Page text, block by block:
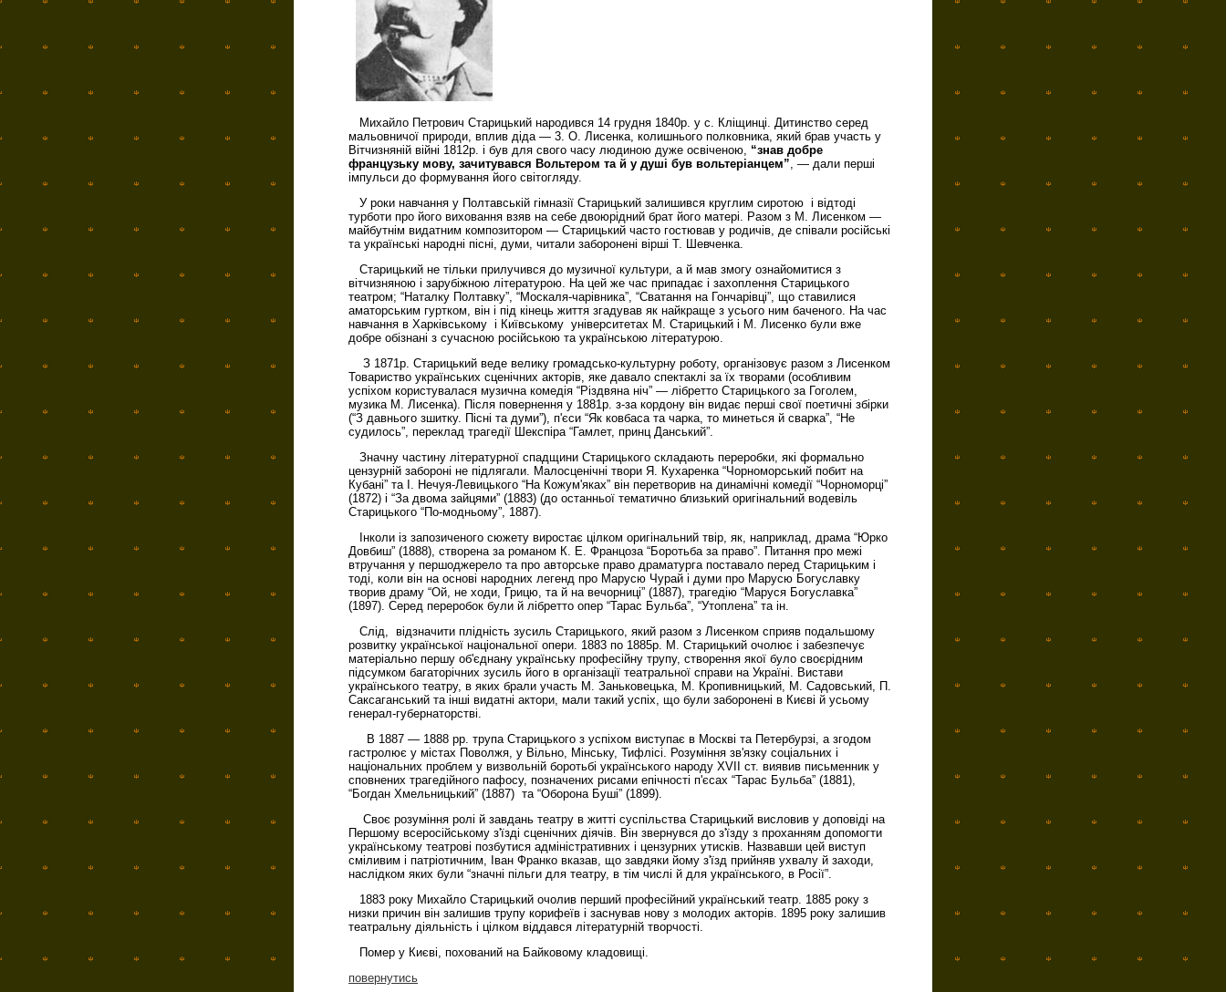
Михайло Петрович Старицький народився 14 грудня 1840р. у с. Кліщинці. Дитинство серед
мальовничої природи, вплив діда — 3. О. Лисенка, колишнього полковника, який брав участь у
Вітчизняній війні 1812р. і був для свого часу людиною дуже освіченою, “знав добре
французьку мову, зачитувався Вольтером та й у душі був вольтеріанцем”, — дали перші
імпульси до формування його світогляду.
У роки навчання у Полтавській гімназії Старицький залишився круглим сиротою і відтоді
турботи про його виховання взяв на себе двоюрідний брат його матері. Разом з М. Лисенком —
майбутнім видатним композитором — Старицький часто гостював у родичів, де співали російські
та українські народні пісні, думи, читали заборонені вірші Т. Шевченка.
Старицький не тільки прилучився до музичної культури, а й мав змогу ознайомитися з
вітчизняною і зарубіжною літературою. На цей же час припадає і захоплення Старицького
театром; “Наталку Полтавку”, “Москаля-чарівника”, “Сватання на Гончарівці”, що ставилися
аматорським гуртком, він і під кінець життя згадував як найкраще з усього ним баченого. На час
навчання в Харківському і Київському університетах М. Старицький і М. Лисенко були вже
добре обізнані з сучасною російською та українською літературою.
З 1871р. Старицький веде велику громадсько-культурну роботу, організовує разом з Лисенком
Товариство українських сценічних акторів, яке давало спектаклі за їх творами (особливим
успіхом користувалася музична комедія “Різдвяна ніч” — лібретто Старицького за Гоголем,
музика М. Лисенка). Після повернення у 1881р. з-за кордону він видає перші свої поетичні збірки
(“З давнього зшитку. Пісні та думи”), п'єси “Як ковбаса та чарка, то минеться й сварка”, “Не
судилось”, переклад трагедії Шекспіра “Гамлет, принц Данський”.
Значну частину літературної спадщини Старицького складають переробки, які формально
цензурній забороні не підлягали. Малосценічні твори Я. Кухаренка “Чорноморський побит на
Кубані” та І. Нечуя-Левицького “На Кожум'яках” він перетворив на динамічні комедії “Чорноморці”
(1872) і “За двома зайцями” (1883) (до останньої тематично близький оригінальний водевіль
Старицького “По-модньому”, 1887).
Інколи із запозиченого сюжету виростає цілком оригінальний твір, як, наприклад, драма “Юрко
Довбиш” (1888), створена за романом К. Е. Францоза “Боротьба за право”. Питання про межі
втручання у першоджерело та про авторське право драматурга поставало перед Старицьким і
тоді, коли він на основі народних легенд про Марусю Чурай і думи про Марусю Богуславку
творив драму “Ой, не ходи, Грицю, та й на вечорниці” (1887), трагедію “Маруся Богуславка”
(1897). Серед переробок були й лібретто опер “Тарас Бульба”, “Утоплена” та ін.
Слід, відзначити плідність зусиль Старицького, який разом з Лисенком сприяв подальшому
розвитку української національної опери. 1883 по 1885р. М. Старицький очолює і забезпечує
матеріально першу об'єднану українську професійну трупу, створення якої було своєрідним
підсумком багаторічних зусиль його в організації театральної справи на Україні. Вистави
українського театру, в яких брали участь М. Заньковецька, М. Кропивницький, М. Садовський, П.
Саксаганський та інші видатні актори, мали такий успіх, що були заборонені в Києві й усьому
генерал-губернаторстві.
В 1887 — 1888 рр. трупа Старицького з успіхом виступає в Москві та Петербурзі, а згодом
гастролює у містах Поволжя, у Вільно, Мінську, Тифлісі. Розуміння зв'язку соціальних і
національних проблем у визвольній боротьбі українського народу XVII ст. виявив письменник у
сповнених трагедійного пафосу, позначених рисами епічності п'єсах “Тарас Бульба” (1881),
“Богдан Хмельницький” (1887) та “Оборона Буші” (1899).
Своє розуміння ролі й завдань театру в житті суспільства Старицький висловив у доповіді на
Першому всеросійському з'їзді сценічних діячів. Він звернувся до з'їзду з проханням допомогти
українському театрові позбутися адміністративних і цензурних утисків. Назвавши цей виступ
сміливим і патріотичним, Іван Франко вказав, що завдяки йому з'їзд прийняв ухвалу й заходи,
наслідком яких були “значні пільги для театру, в тім числі й для українського, в Росії”.
1883 року Михайло Старицький очолив перший професійний український театр. 1885 року з
низки причин він залишив трупу корифеїв і заснував нову з молодих акторів. 1895 року залишив
театральну діяльність і цілком віддався літературній творчості.
Помер у Києві, похований на Байковому кладовищі.
повернутись